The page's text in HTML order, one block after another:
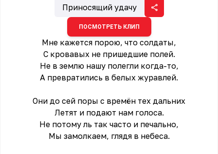
Приносящий удачу
ПОСМОТРЕТЬ КЛИП
Мне кажется порою, что солдаты,
С кровавых не пришедшие полей.
Не в землю нашу полегли когда-то,
А превратились в белых журавлей.
Они до сей поры с времён тех дальних
Летят и подают нам голоса.
Не потому ль так часто и печально,
Мы замолкаем, глядя в небеса.